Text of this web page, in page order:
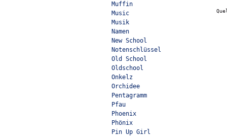
Muffin
Music
Musik
Namen
New School
Notenschlüssel
Old School
Oldschool
Onkelz
Orchidee
Pentagramm
Pfau
Phoenix
Phönix
Pin Up Girl